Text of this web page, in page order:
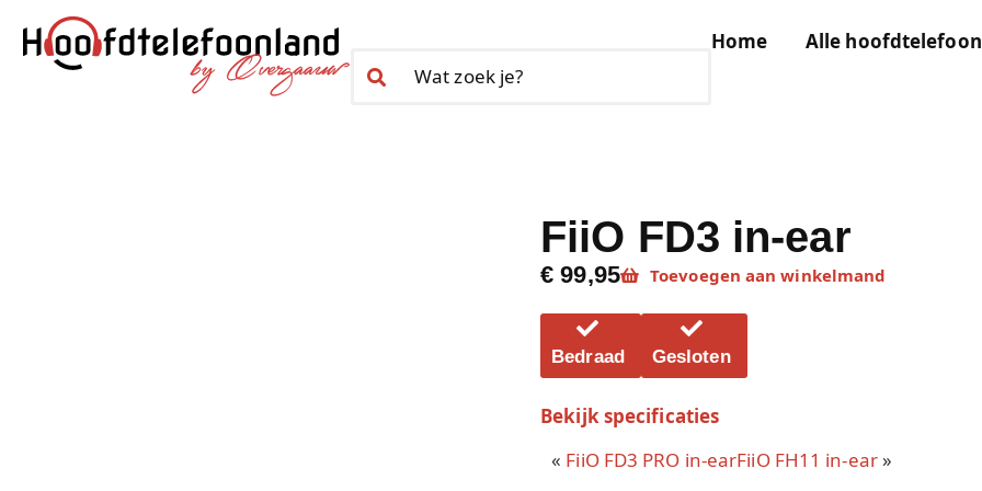
Home Alle
FiiO FD3 in-ear
€ 99,95 Toevoegen aan winkelmand
Bedraad Gesloten
Bekijk specificaties
« FiiO FD3 PRO in-earFiiO FH11 in-ear»